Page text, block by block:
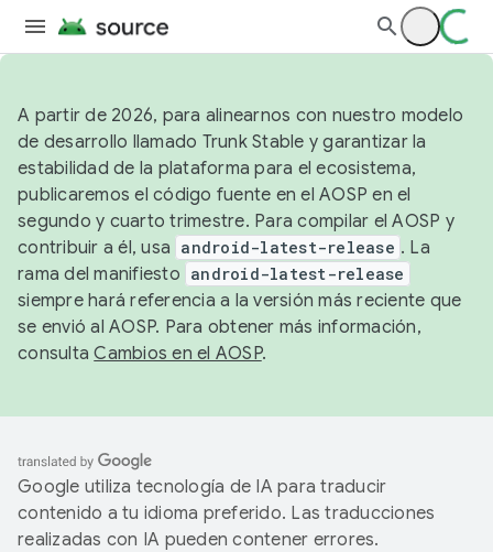
A partir de 2026, para alinearnos con nuestro modelo
de desarrollo llamado Trunk Stable y garantizar la
estabilidad de la plataforma para el ecosistema,
publicaremos el código fuente en el AOSP en el
segundo y cuarto trimestre. Para compilar el AOSP y
contribuir a él, usa android-latest-release . La
rama del manifiesto android-latest-release
siempre hará referencia a la versión más reciente que
se envió al AOSP. Para obtener más información,
consultaCambios en el AOSP.
Google utiliza tecnología de IA para traducir
contenido a tu idioma preferido. Las traducciones
realizadas con IA pueden contener errores.